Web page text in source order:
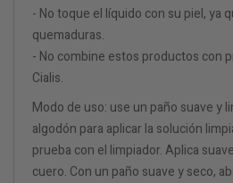
- No toque el líquido con su piel, ya
quemaduras.
- No combine estos productos con
Cialis.
Modo de uso: use un paño suave y
algodón para aplicar la solución
prueba con el limpiador. Aplica
cuero. Con un paño suave y seco,